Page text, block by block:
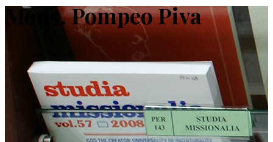
Mons. Pompeo Piva